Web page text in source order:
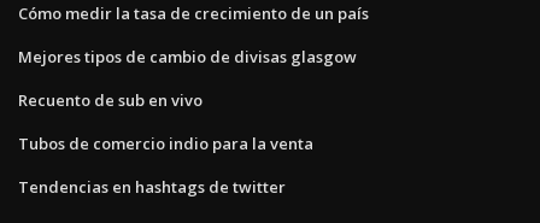
Cómo medir la tasa de crecimiento de un país
Mejores tipos de cambio de divisas glasgow
Recuento de sub en vivo
Tubos de comercio indio para la venta
Tendencias en hashtags de twitter